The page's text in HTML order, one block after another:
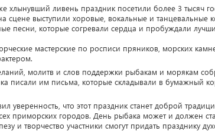
хлынувший ливень праздник посетили более 3 тысяч
сцене выступили хоровые, вокальные и танцевальные
песни, которые согревали сердца и пробуждали
мастерские по росписи пряников, морских
молитв и слов поддержки рыбакам и морякам
писали им письма, которые складывали в бумажный
уверенность, что этот праздник станет доброй
приморских городов. День рыбака может и должен
и творчество участники смогут придать празднику